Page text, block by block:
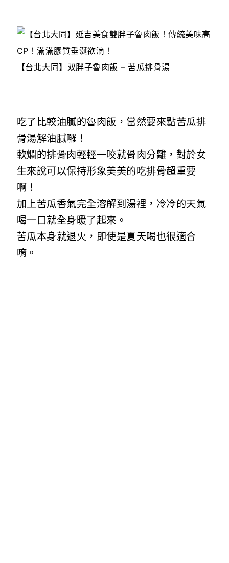
【台北大同】双胖子魯肉飯 – 苦瓜排骨湯
吃了比較油膩的魯肉飯，當然要來點苦瓜排
骨湯解油膩囉！
軟爛的排骨肉輕輕一咬就骨肉分離，對於女
生來說可以保持形象美美的吃排骨超重要
啊！
加上苦瓜香氣完全溶解到湯裡，冷冷的天氣
喝一口就全身暖了起來。
苦瓜本身就退火，即使是夏天喝也很適合
唷。